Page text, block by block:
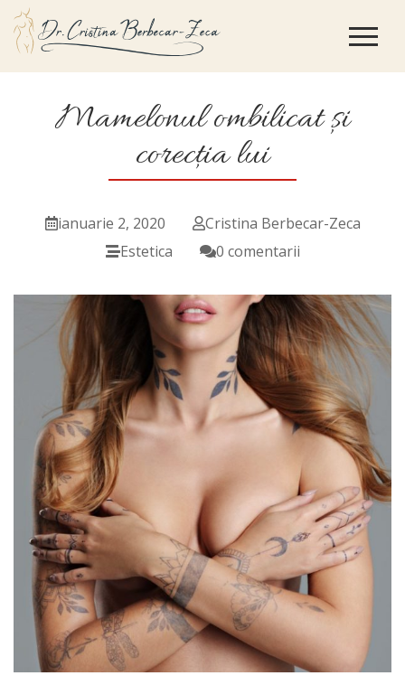
Mamelonul ombilicat și
corecția lui
ianuarie 2, 2020
Cristina Berbecar-Zeca
Estetica
0 comentarii